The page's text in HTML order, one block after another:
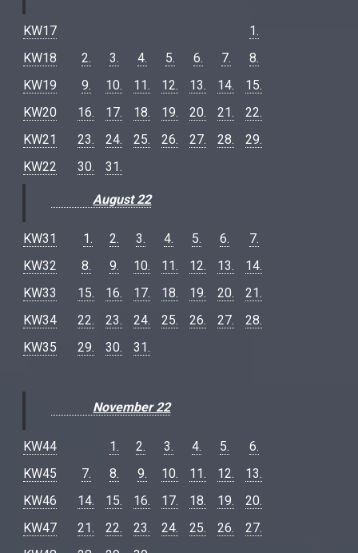
KW17
1.
KW18
2. 3. 4. 5. 6. 7.
8.
KW19
9. 10. 11. 12. 13. 14.
15.
KW20
16. 17. 18. 19. 20. 21.
22.
KW21
23. 24. 25. 26. 27. 28.
29.
KW22
30. 31.
August 22
KW31 1. 2. 3. 4. 5. 6.
7.
KW32
8. 9. 10. 11. 12. 13.
14.
KW33
15. 16. 17. 18. 19. 20.
21.
KW34
22. 23. 24. 25. 26. 27.
28.
KW35
29. 30. 31.
November 22
KW44 1. 2. 3. 4. 5.
6.
KW45
7. 8. 9. 10. 11. 12.
13.
KW46
14. 15. 16. 17. 18. 19.
20.
KW47
21. 22. 23. 24. 25. 26.
27.